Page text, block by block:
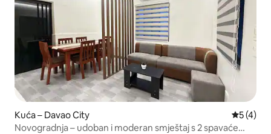
Kuća – Davao City
5 (4)
Novogradnja – udoban i moderan smještaj s 2 spavaće